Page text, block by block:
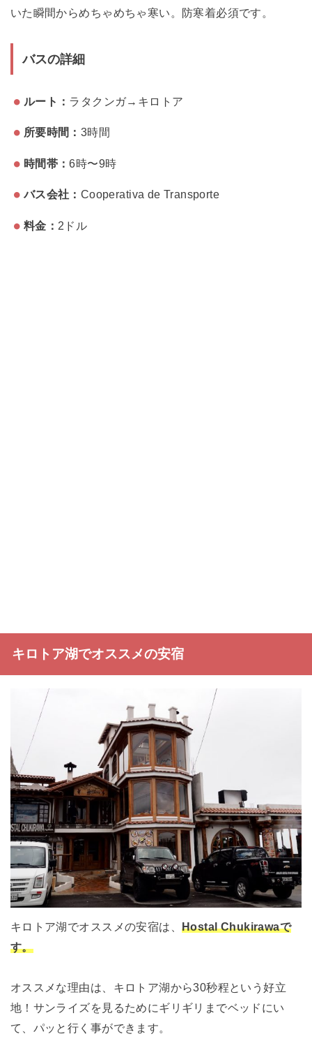
いた瞬間からめちゃめちゃ寒い。防寒着必須です。
バスの詳細
ルート： ラタクンガ→キロトア
所要時間： 3時間
時間帯：6時〜9時
バス会社： Cooperativa de Transporte
料金： 2ドル
キロトア湖でオススメの安宿
キロトア湖でオススメの安宿は、Hostal Chukirawaで
す。
オススメな理由は、キロトア湖から30秒程という好立
地！サンライズを見るためにギリギリまでベッドにい
て、パッと行く事ができます。